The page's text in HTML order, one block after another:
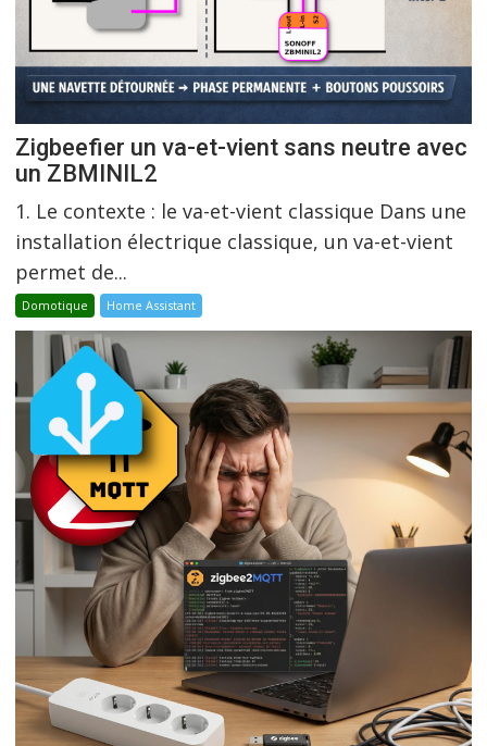
Zigbeefier un va-et-vient sans neutre avec
un ZBMINIL2
1. Le contexte : le va-et-vient classique Dans une
installation électrique classique, un va-et-vient
permet de...
Domotique Home Assistant